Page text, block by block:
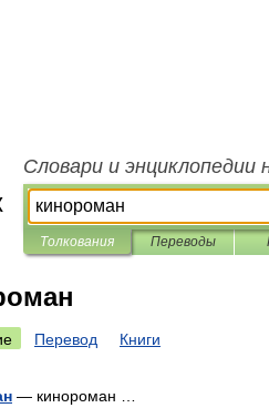
Словари и энциклопедии
Толкования Переводы
Перевод Книги
— кинороман …